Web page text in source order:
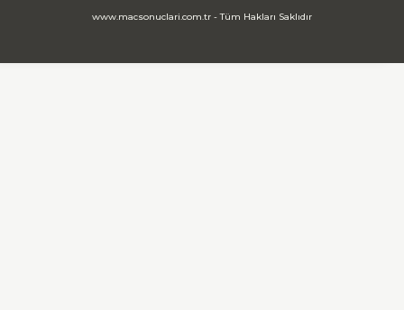
www.macsonuclari.com.tr - Tüm Hakları Saklıdır